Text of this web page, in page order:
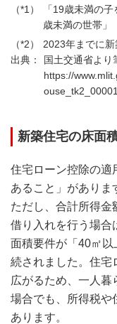
「19歳未満の
歳未満の世帯」
2023年までに
国土交通省より
https://
新築住宅の床面
住宅ローン控除の適
あること」がありま
ただし、合計所得金
借り入れを行う場合
面積要件が「40㎡
続されました。住宅
広がるため、一人暮
場合でも、所得税や
あります。